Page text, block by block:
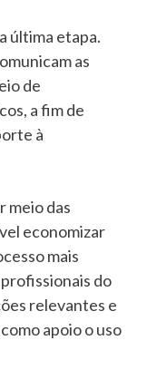
última etapa.
as
de
a fim de
à
meio das
economizar
mais
do
relevantes e
apoio o uso